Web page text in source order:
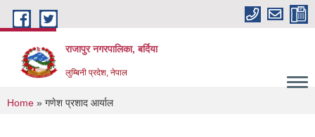
Skip to main content
राजापुर नगरपालिका, बर्दिया
लुम्बिनी प्रदेश, नेपाल
You are here
Home » गणेश प्रशाद आर्याल